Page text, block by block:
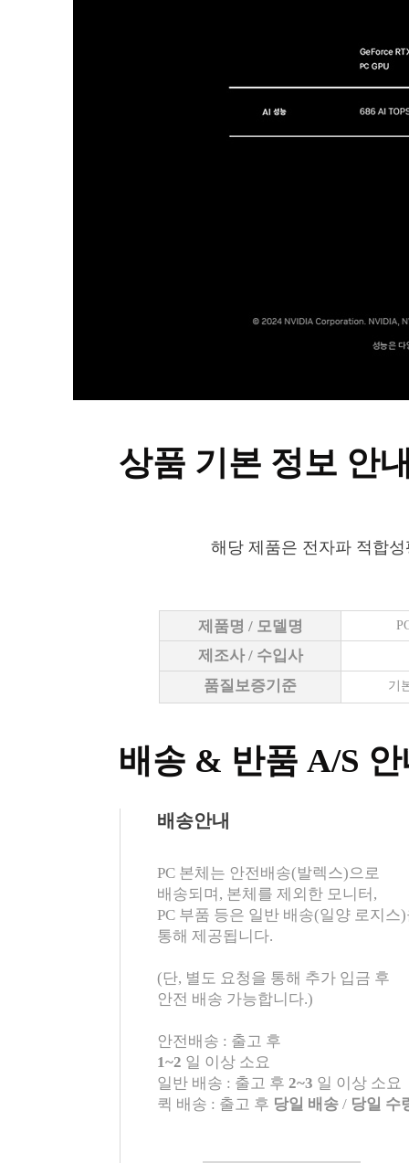
배송 & 반품 A/S
PC 본체는 안전배송(발렉스)으로
배송되며, 본체를 제외한 모니터,
PC 부품 등은 일반 배송(일양 로지스
통해 제공됩니다.
(단, 별도 요청을 통해 추가 입금 후
안전 배송 가능합니다.)
안전배송 : 출고 후
1~2 일 이상 소요
일반 배송 : 출고 후 2~3 일 이상 소요
퀵 배송 : 출고 후 당일 배송 / 당일 수
배송안내
상품 기본 정보 안
해당 제품은 전자파 적합
제품명 / 모델명
제조사 / 수입사
품질보증기준
기